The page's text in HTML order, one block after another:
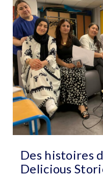
Des histoires
Delicious